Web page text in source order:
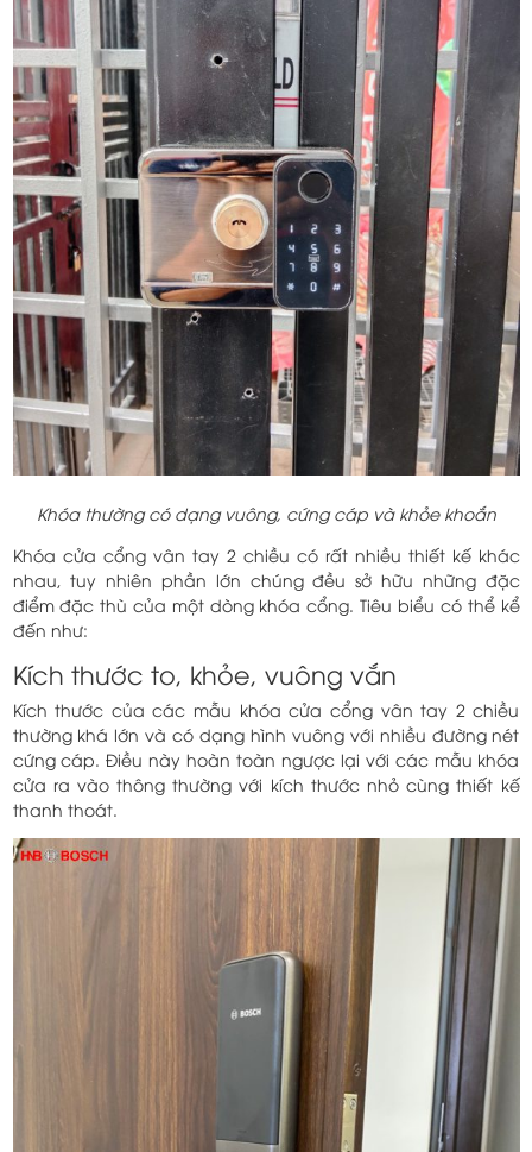
Khóa thường có dạng vuông, cứng cáp và khỏe khoắn
Khóa cửa cổng vân tay 2 chiều có rất nhiều thiết kế khác
nhau, tuy nhiên phần lớn chúng đều sở hữu những đặc
điểm đặc thù của một dòng khóa cổng. Tiêu biểu có thể kể
đến như:
Kích thước to, khỏe, vuông vắn
Kích thước của các mẫu khóa cửa cổng vân tay 2 chiều
thường khá lớn và có dạng hình vuông với nhiều đường nét
cứng cáp. Điều này hoàn toàn ngược lại với các mẫu khóa
cửa ra vào thông thường với kích thước nhỏ cùng thiết kế
thanh thoát.